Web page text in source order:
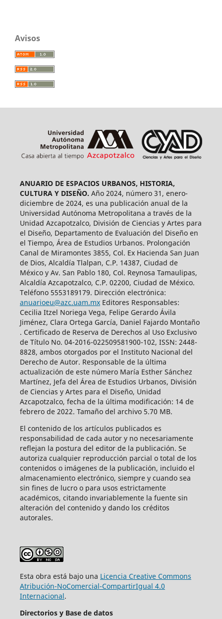
Avisos
ANUARIO DE ESPACIOS URBANOS, HISTORIA,
CULTURA Y DISEÑO. Año 2024, número 31, enero-
diciembre de 2024, es una publicación anual de la
Universidad Autónoma Metropolitana a través de la
Unidad Azcapotzalco, División de Ciencias y Artes para
el Diseño, Departamento de Evaluación del Diseño en
el Tiempo, Área de Estudios Urbanos. Prolongación
Canal de Miramontes 3855, Col. Ex Hacienda San Juan
de Dios, Alcaldía Tlalpan, C.P. 14387, Ciudad de
México y Av. San Pablo 180, Col. Reynosa Tamaulipas,
Alcaldía Azcapotzalco, C.P. 02200, Ciudad de México.
Teléfono 5553189179. Dirección electrónica:
anuarioeu@azc.uam.mxEditores Responsables:
Cecilia Itzel Noriega Vega, Felipe Gerardo Ávila
Jiménez, Clara Ortega García, Daniel Fajardo Montaño
. Certificado de Reserva de Derechos al Uso Exclusivo
de Título No. 04-2016-022509581900-102, ISSN: 2448-
8828, ambos otorgados por el Instituto Nacional del
Derecho de Autor. Responsable de la última
actualización de este número María Esther Sánchez
Martínez, Jefa del Área de Estudios Urbanos, División
de Ciencias y Artes para el Diseño, Unidad
Azcapotzalco, fecha de la última modificación: 14 de
febrero de 2022. Tamaño del archivo 5.70 MB.
El contenido de los artículos publicados es
responsabilidad de cada autor y no necesariamente
reflejan la postura del editor de la publicación. Se
autoriza cualquier reproducción parcial o total de los
contenidos o imágenes de la publicación, incluido el
almacenamiento electrónico, siempre y cuando sea
sin fines de lucro o para usos estrictamente
académicos, citando invariablemente la fuente sin
alteración del contenido y dando los créditos
autorales.
Esta obra está bajo una Licencia Creative Commons
Atribución-NoComercial-CompartirIgual 4.0
Internacional.
Directorios y Base de datos